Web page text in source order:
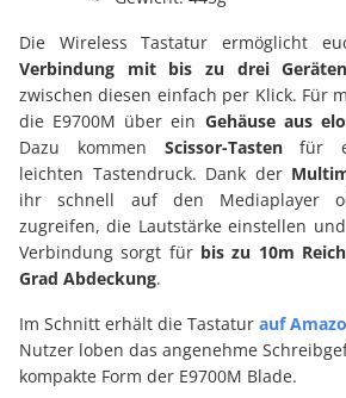
Die Wireless Tastatur ermöglicht
Verbindung mit bis zu drei Geräten
zwischen diesen einfach per Klick. Für
die E9700M über ein Gehäuse aus
Dazu kommen Scissor-Tastenfür
leichten Tastendruck. Dank der
ihr schnell auf den Mediaplayer
zugreifen, die Lautstärke einstellen
Verbindung sorgt für bis zu 10m
Grad Abdeckung.
Im Schnitt erhält die Tastatur auf
Nutzer loben das angenehme
kompakte Form der E9700M Blade.